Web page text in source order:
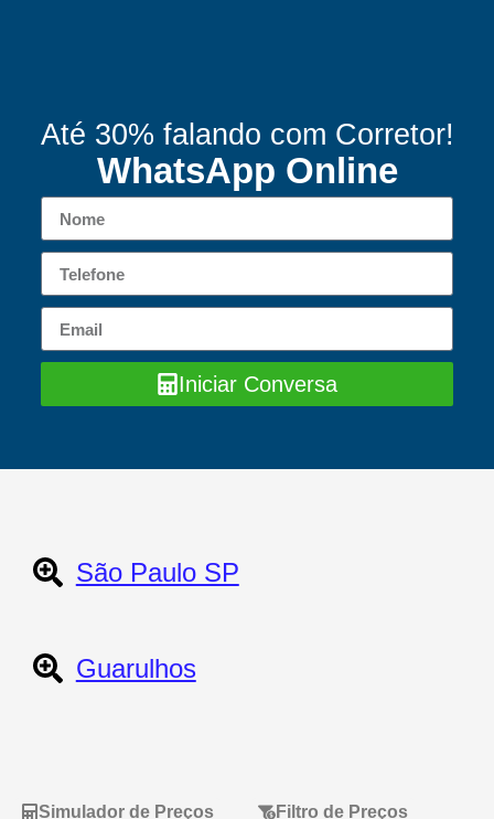
Até 30% falando com Corretor!
WhatsApp Online
Iniciar Conversa
São Paulo SP
Guarulhos
Simulador de Preços Filtro de Preços